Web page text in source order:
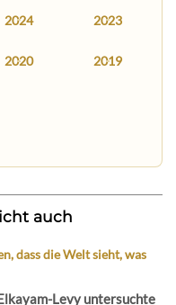
2024 2023
2020 2019
auch
dass die Welt sieht, was
Levy untersuchte